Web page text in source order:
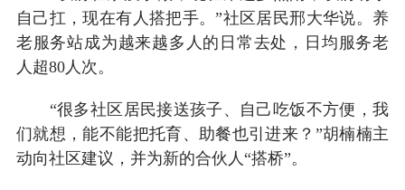
自己扛，现在有人搭把手。”社区居民邢大华说。养
老服务站成为越来越多人的日常去处，日均服务老
人超80人次。
“很多社区居民接送孩子、自己吃饭不方便，我
们就想，能不能把托育、助餐也引进来？”胡楠楠主
动向社区建议，并为新的合伙人“搭桥”。